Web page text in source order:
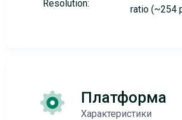
Resolution:
ratio (~254
Платформа
Характеристики